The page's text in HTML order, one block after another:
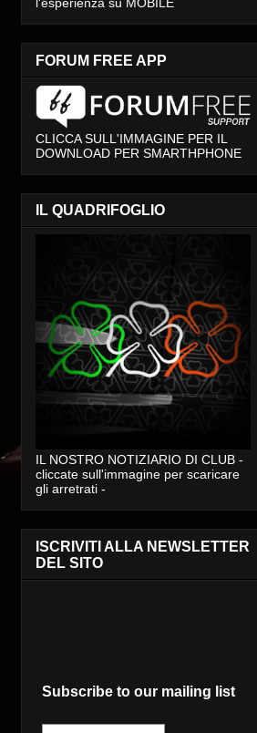
l'esperienza su MOBILE
FORUM FREE APP
CLICCA SULL'IMMAGINE PER IL
DOWNLOAD PER SMARTHPHONE
IL QUADRIFOGLIO
IL NOSTRO NOTIZIARIO DI CLUB -
cliccate sull'immagine per scaricare
gli arretrati -
ISCRIVITI ALLA NEWSLETTER
DEL SITO
Subscribe to our mailing list